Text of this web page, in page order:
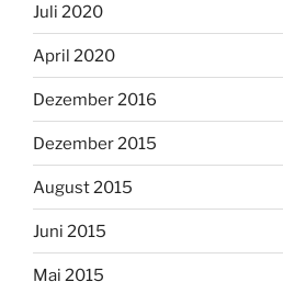
Juli 2020
April 2020
Dezember 2016
Dezember 2015
August 2015
Juni 2015
Mai 2015